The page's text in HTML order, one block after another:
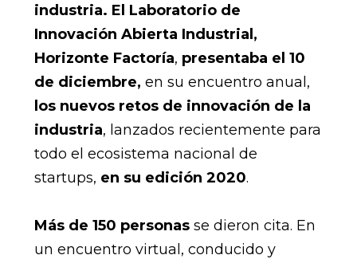
industria. El Laboratorio de
Innovación Abierta Industrial,
Horizonte Factoría, presentaba el 10
de diciembre, en su encuentro anual,
los nuevos retos de innovación de la
industria, lanzados recientemente para
todo el ecosistema nacional de
startups, en su edición 2020.
Más de 150 personas se dieron cita. En
un encuentro virtual, conducido y